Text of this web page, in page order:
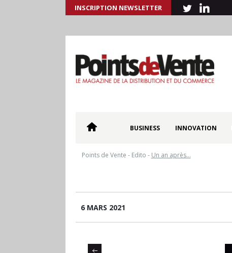
INSCRIPTION NEWSLETTER
BUSINESS INNOVATION
Points de Vente - Edito - Un an après…
6 MARS 2021